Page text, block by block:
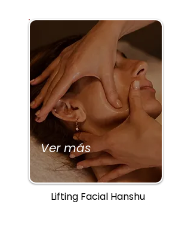
Ver más
Lifting Facial Hanshu